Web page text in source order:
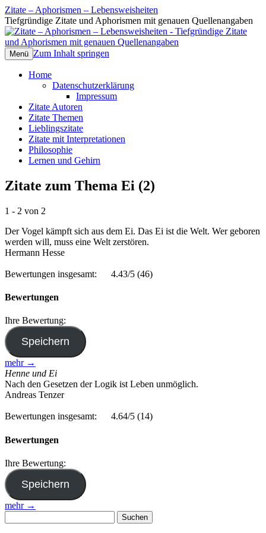
Zitate – Aphorismen – Lebensweisheiten
Tiefgründige Zitate und Aphorismen mit genauen Quellenangaben
Menü Zum Inhalt springen
Home
Datenschutzerklärung
Impressum
Zitate Autoren
Zitate Themen
Lieblingszitate
Zitate mit Interpretationen
Philosophie
Lernen und Gehirn
Zitate zum Thema Ei (2)
1 - 2 von 2
Der Vogel kämpft sich aus dem Ei. Das Ei ist die Welt. Wer geboren
werden will, muss eine Welt zerstören.
Hermann Hesse
Bewertungen insgesamt: 4.43/5 (46)
Bewertungen
Ihre Bewertung:
mehr →
Henne und Ei
Nach den Gesetzen der Logik ist Leben unmöglich.
Andreas Tenzer
Bewertungen insgesamt: 4.64/5 (14)
Bewertungen
Ihre Bewertung:
mehr →
nach: